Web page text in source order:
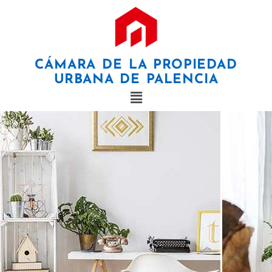
CÁMARA DE LA PROPIEDAD
URBANA DE PALENCIA